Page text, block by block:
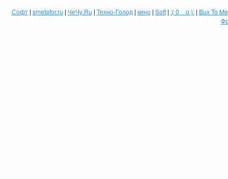
Софт| smetafor.ru | ЧеЧу.Ru | Техно-Голод | кино| Soft| :( 0 _ о ):| Bux To Me